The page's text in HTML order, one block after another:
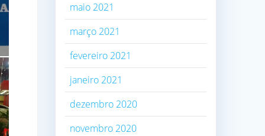
maio 2021
março 2021
fevereiro 2021
janeiro 2021
dezembro 2020
novembro 2020